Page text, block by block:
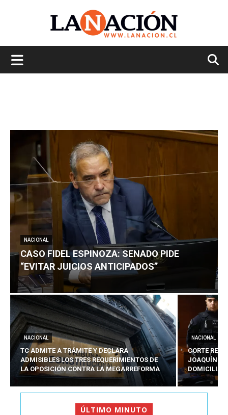
NACIONAL
CASO FIDEL ESPINOZA: SENADO PIDE
“EVITAR JUICIOS ANTICIPADOS”
NACIONAL
TC ADMITE A TRÁMITE Y DECLARA
ADMISIBLES LOS TRES REQUERIMIENTOS DE
LA OPOSICIÓN CONTRA LA MEGARREFORMA
NACIONAL
CORTE
JOAQUÍN
ÚLTIMO MINUTO